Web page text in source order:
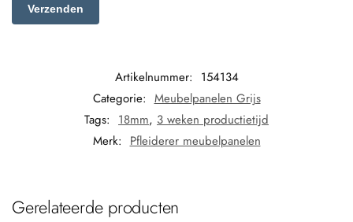
Artikelnummer: 154134
Categorie: Meubelpanelen Grijs
Tags: 18mm, 3 weken productietijd
Merk: Pfleiderer meubelpanelen
Gerelateerde producten